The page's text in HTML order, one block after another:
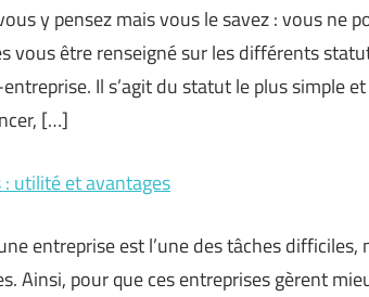
y pensez mais vous le savez : vous ne
vous être renseigné sur les différents
Il s’agit du statut le plus simple
[…]
utilité et avantages
entreprise est l’une des tâches
Ainsi, pour que ces entreprises gèrent